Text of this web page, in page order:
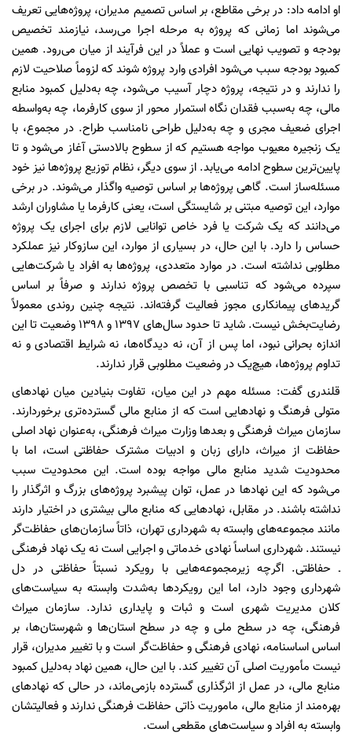
او ادامه داد: در برخی مقاطع، بر اساس تصمیم مدیران، پروژه‌هایی تعریف
می‌شوند اما زمانی که پروژه به مرحله اجرا می‌رسد، نیازمند تخصیص
بودجه و تصویب نهایی است و عملاً در این فرآیند از میان می‌رود. همین
کمبود بودجه سبب می‌شود افرادی وارد پروژه شوند که لزوماً صلاحیت لازم
را ندارند و در نتیجه، پروژه دچار آسیب می‌شود، چه به‌دلیل کمبود منابع
مالی، چه به‌سبب فقدان نگاه استمرار محور از سوی کارفرما، چه به‌واسطه
اجرای ضعیف مجری و چه به‌دلیل طراحی نامناسب طراح. در مجموع، با
یک زنجیره معیوب مواجه هستیم که از سطوح بالادستی آغاز می‌شود و تا
پایین‌ترین سطوح ادامه می‌یابد. از سوی دیگر، نظام توزیع پروژه‌ها نیز خود
مسئله‌ساز است. گاهی پروژه‌ها بر اساس توصیه واگذار می‌شوند. در برخی
موارد، این توصیه مبتنی بر شایستگی است، یعنی کارفرما یا مشاوران ارشد
می‌دانند که یک شرکت یا فرد خاص توانایی لازم برای اجرای یک پروژه
حساس را دارد. با این حال، در بسیاری از موارد، این سازوکار نیز عملکرد
مطلوبی نداشته است. در موارد متعددی، پروژه‌ها به افراد یا شرکت‌هایی
سپرده می‌شود که تناسبی با تخصص پروژه ندارند و صرفاً بر اساس
گریدهای پیمانکاری مجوز فعالیت گرفته‌اند. نتیجه چنین روندی معمولاً
رضایت‌بخش نیست. شاید تا حدود سال‌های ۱۳۹۷ و ۱۳۹۸ وضعیت تا این
اندازه بحرانی نبود، اما پس از آن، نه دیدگاه‌ها، نه شرایط اقتصادی و نه
تداوم پروژه‌ها، هیچ‌یک در وضعیت مطلوبی قرار ندارند.
قلندری گفت: مسئله مهم در این میان، تفاوت بنیادین میان نهادهای
متولی فرهنگ و نهادهایی است که از منابع مالی گسترده‌تری برخوردارند.
سازمان میراث فرهنگی و بعدها وزارت میراث فرهنگی، به‌عنوان نهاد اصلی
حفاظت از میراث، دارای زبان و ادبیات مشترک حفاظتی است، اما با
محدودیت شدید منابع مالی مواجه‌ بوده است. این محدودیت سبب
می‌شود که این نهادها در عمل، توان پیشبرد پروژه‌های بزرگ و اثرگذار را
نداشته باشند. در مقابل، نهادهایی که منابع مالی بیشتری در اختیار دارند
مانند مجموعه‌های وابسته به شهرداری تهران، ذاتاً سازمان‌های حفاظت‌گر
نیستند. شهرداری اساساً نهادی خدماتی و اجرایی است نه یک نهاد فرهنگی
ـ حفاظتی. اگرچه زیرمجموعه‌هایی با رویکرد نسبتاً حفاظتی در دل
شهرداری وجود دارد، اما این رویکردها به‌شدت وابسته به سیاست‌های
کلان مدیریت شهری است و ثبات و پایداری ندارد. سازمان میراث
فرهنگی، چه در سطح ملی و چه در سطح استان‌ها و شهرستان‌ها، بر
اساس اساسنامه، نهادی فرهنگی و حفاظت‌گر است و با تغییر مدیران، قرار
نیست مأموریت اصلی آن تغییر کند. با این حال، همین نهاد به‌دلیل کمبود
منابع مالی، در عمل از اثرگذاری گسترده بازمی‌ماند، در حالی که نهادهای
بهره‌مند از منابع مالی، ماموریت ذاتی حفاظت فرهنگی ندارند و فعالیتشان
وابسته به افراد و سیاست‌های مقطعی است.